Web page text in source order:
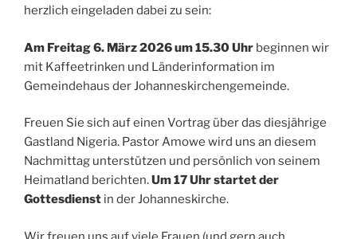
herzlich eingeladen dabei zu sein:
Am Freitag 6. März 2026 um 15.30 Uhr beginnen wir
mit Kaffeetrinken und Länderinformation im
Gemeindehaus der Johanneskirchengemeinde.
Freuen Sie sich auf einen Vortrag über das diesjährige
Gastland Nigeria. Pastor Amowe wird uns an diesem
Nachmittag unterstützen und persönlich von seinem
Heimatland berichten.Um 17 Uhr startet der
Gottesdienst in der Johanneskirche.